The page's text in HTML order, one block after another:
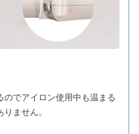
でアイロン使用中も温まる
ません。